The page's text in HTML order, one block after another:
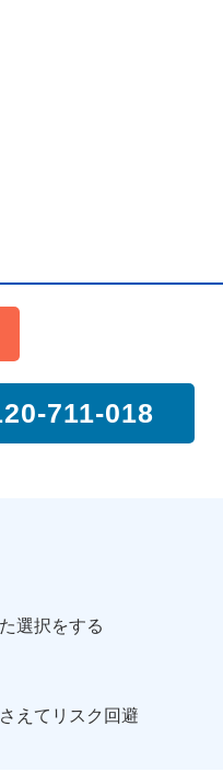
711-018
選択をする
えてリスク回避